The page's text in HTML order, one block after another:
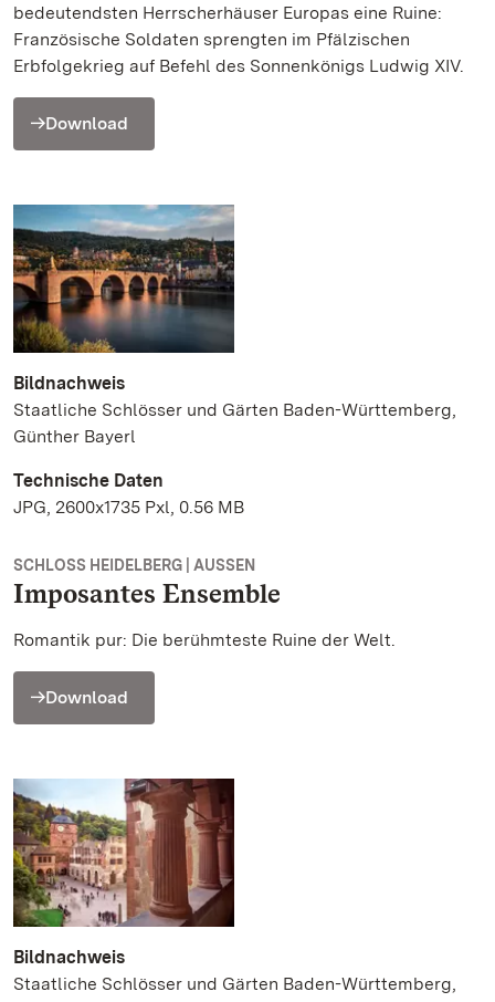
bedeutendsten Herrscherhäuser Europas eine Ruine:
Französische Soldaten sprengten im Pfälzischen
Erbfolgekrieg auf Befehl des Sonnenkönigs Ludwig XIV.
Download
Bildnachweis
Staatliche Schlösser und Gärten Baden-Württemberg,
Günther Bayerl
Technische Daten
JPG, 2600x1735 Pxl, 0.56 MB
SCHLOSS HEIDELBERG | AUSSEN
Imposantes Ensemble
Romantik pur: Die berühmteste Ruine der Welt.
Download
Bildnachweis
Staatliche Schlösser und Gärten Baden-Württemberg,